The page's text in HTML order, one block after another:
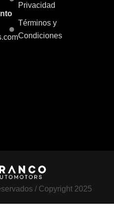
Privacidad
Términos y
Condiciones
/ Copyright 2025